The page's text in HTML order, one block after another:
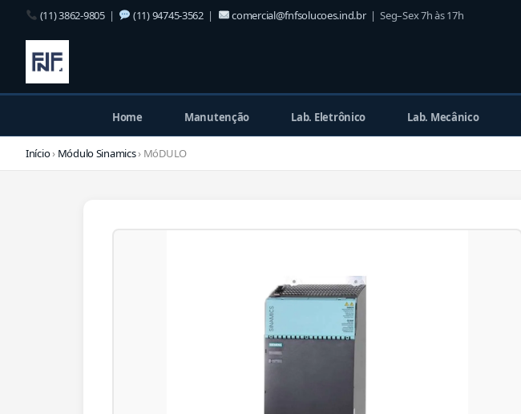
(11) 3862-9805| (11) 94745-3562| comercial@fnfsolucoes.ind.br| Seg–Sex 7h às 17h
Home Manutenção Lab. Eletrônico Lab. Mecânico
Início› Módulo Sinamics› MóDULO